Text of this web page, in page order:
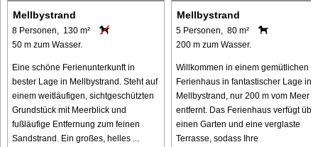
Mellbystrand
8 Personen, 130 m²
50 m zum Wasser.
Eine schöne Ferienunterkunft in
bester Lage in Mellbystrand. Steht auf
einem weitläufigen, sichtgeschützten
Grundstück mit Meerblick und
fußläufige Entfernung zum feinen
Sandstrand. Ein großes, helles ...
Mellbystrand
5 Personen, 80 m²
200 m zum Wasser.
Willkommen in einem gemütlichen
Ferienhaus in fantastischer Lage in
Mellbystrand, nur 200 m vom Meer
entfernt. Das Ferienhaus verfügt
einen Garten und eine verglaste
Terrasse, sodass Ihre